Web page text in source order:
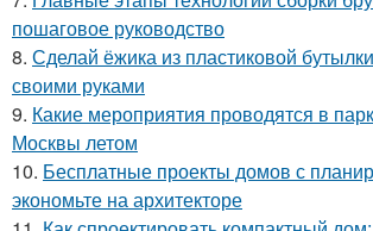
пошаговое руководство
8. Сделай ёжика из пластиковой
своими руками
9. Какие мероприятия проводятся в
Москвы летом
10. Бесплатные проекты домов с
экономьте на архитекторе